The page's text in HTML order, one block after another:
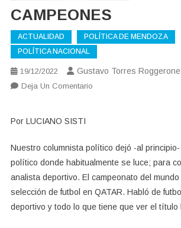
CAMPEONES
ACTUALIDAD
POLÍTICA DE MENDOZA
POLÍTICA NACIONAL
19/12/2022 Gustavo Torres Roggerone
Deja Un ComentarioEn
Por LUCIANO SISTI
Nuestro columnista político dejó -al
político donde habitualmente se luce; para
analista deportivo. El campeonato del
selección de futbol en QATAR. Habló de
deportivo y todo lo que tiene que ver el título